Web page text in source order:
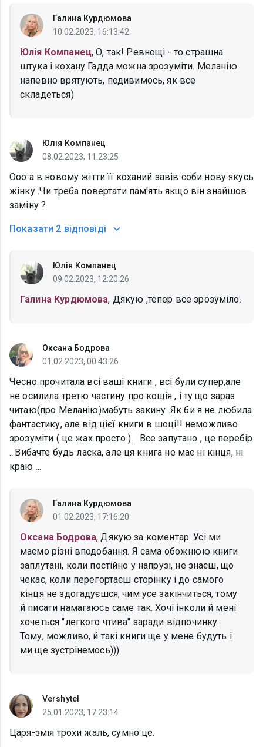
Галина Курдюмова
10.02.2023, 16:13:42
Юлія Компанец, О, так! Ревнощі - то страшна
штука і кохану Гадда можна зрозуміти. Меланію
напевно врятують, подивимось, як все
складеться)
Юлія Компанец
08.02.2023, 11:23:25
Ооо а в новому жітти її коханий завів соби нову якусь
жінку .Чи треба повертати пам'ять якщо він знайшов
заміну ?
Показати 2 відповіді
Юлія Компанец
09.02.2023, 12:20:26
Галина Курдюмова, Дякую ,тепер все зрозуміло.
Оксана Бодрова
01.02.2023, 00:43:26
Чесно прочитала всі ваші книги , всі були супер,але
не осилила третю частину про кощія , і ту що зараз
читаю(про Меланію)мабуть закину .Як би я не любила
фантастику, але від цієї книги в шоці!! неможливо
зрозуміти ( це жах просто ) .. Все запутано , це перебір
...Вибачте будь ласка, але ця книга не має ні кінця, ні
краю ...
Галина Курдюмова
01.02.2023, 17:16:20
Оксана Бодрова, Дякую за коментар. Усі ми
маємо різні вподобання. Я сама обожнюю книги
заплутані, коли постійно у напрузі, не знаєш, що
чекає, коли перегортаєш сторінку і до самого
кінця не здогадуєшся, чим усе закінчиться, тому
й писати намагаюсь саме так. Хочі інколи й мені
хочеться "легкого чтива" заради відпочинку.
Тому, можливо, й такі книги ще у мене будуть і
ми ще зустрінемось)))
Vershytel
25.01.2023, 17:23:14
Царя-змія трохи жаль, сумно це.